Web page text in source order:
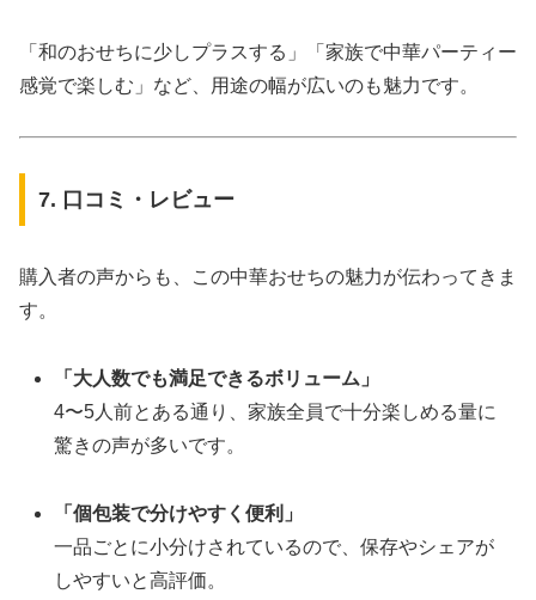
「和のおせちに少しプラスする」「家族で中華パーティー
感覚で楽しむ」など、用途の幅が広いのも魅力です。
7. 口コミ・レビュー
購入者の声からも、この中華おせちの魅力が伝わってきま
す。
「大人数でも満足できるボリューム」
4〜5人前とある通り、家族全員で十分楽しめる量に
驚きの声が多いです。
「個包装で分けやすく便利」
一品ごとに小分けされているので、保存やシェアが
しやすいと高評価。